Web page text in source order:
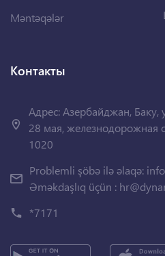
Məntəqələr
Контакты
Адрес: Азербайджан, Баку,
28 мая, железнодорожная
1020
Problemli şöbə ilə əlaqə:
Əməkdaşlıq üçün :
*7171